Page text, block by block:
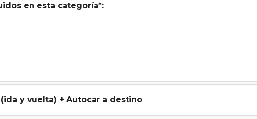
en esta categoría*:
(ida y vuelta) + Autocar a destino